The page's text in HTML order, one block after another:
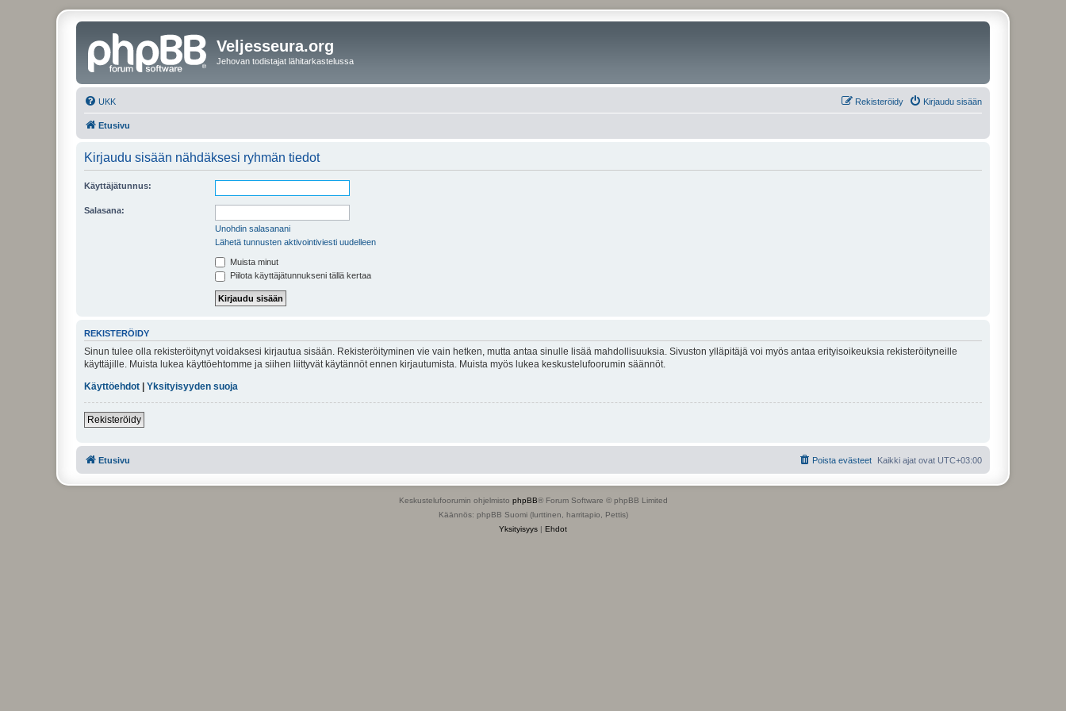
Veljesseura.org
Jehovan todistajat lähitarkastelussa
UKK Kirjaudu sisään
Rekisteröidy
Etusivu
Kirjaudu sisään nähdäksesi ryhmän tiedot
Käyttäjätunnus:
Salasana:
Unohdin salasanani
Lähetä tunnusten aktivointiviesti uudelleen
Muista minut
Piilota käyttäjätunnukseni tällä kertaa
REKISTERÖIDY
Sinun tulee olla rekisteröitynyt voidaksesi kirjautua sisään. Rekisteröityminen vie vain hetken, mutta antaa sinulle lisää mahdollisuuksia. Sivuston ylläpitäjä voi myös antaa erityisoikeuksia rekisteröityneille
käyttäjille. Muista lukea käyttöehtomme ja siihen liittyvät käytännöt ennen kirjautumista. Muista myös lukea keskustelufoorumin säännöt.
Käyttöehdot
Yksityisyyden suoja
Rekisteröidy
Etusivu Kaikki ajat ovat UTC+03:00
Poista evästeet
Keskustelufoorumin ohjelmisto phpBB® Forum Software © phpBB Limited
Käännös: phpBB Suomi (lurttinen, harritapio, Pettis)
Yksityisyys | Ehdot